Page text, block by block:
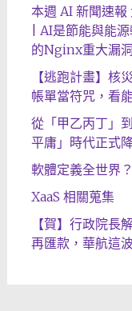
本週 AI 新聞速報
| AI是節能與能
的Nginx重大漏
【逃跑計畫】核
帳單當符咒，看
從「甲乙丙丁」
平庸」時代正式
軟體定義全世界
XaaS 相關蒐集
【賀】行政院長
再匯款，華航這